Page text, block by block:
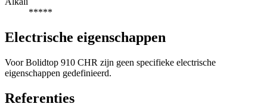
*****
Electrische eigenschappen
Voor Bolidtop 910 CHR zijn geen specifieke electrische
eigenschappen gedefinieerd.
Referenties